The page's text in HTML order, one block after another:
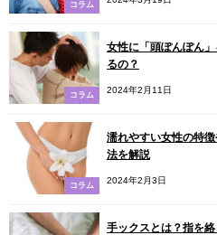
コラム
コラム
女性に「頭ぽんぽん
るの？
2024年2月11日
コラム
濡れやすい女性の特
法を解説
2024年2月3日
手ックスとは？指を